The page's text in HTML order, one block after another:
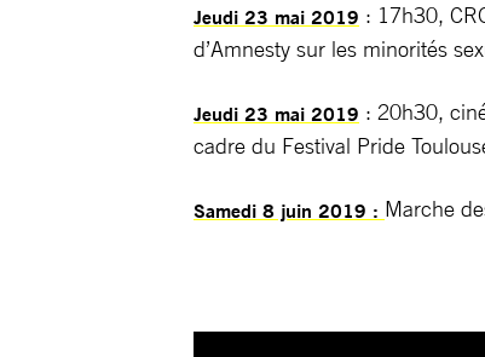
Jeudi 23 mai 2019 : 17h30,
d’Amnesty sur les minorités
Jeudi 23 mai 2019 : 20h30,
cadre du Festival Pride
Samedi 8 juin 2019 : Marche